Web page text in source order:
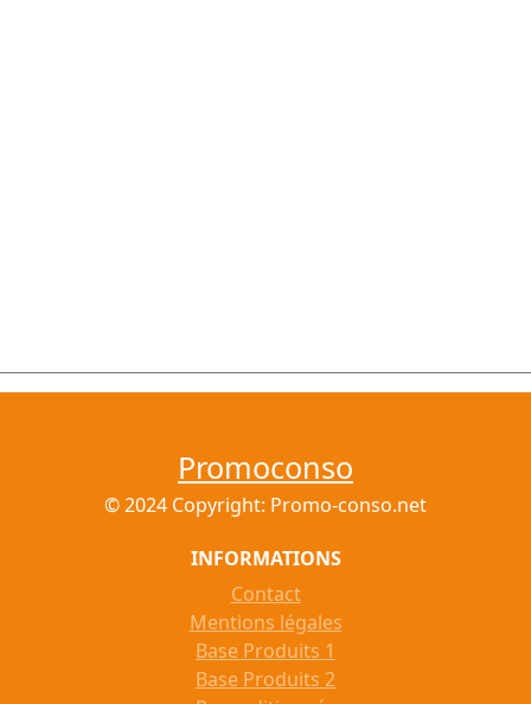
Promoconso
© 2024 Copyright: Promo-conso.net
INFORMATIONS
Contact
Mentions légales
Base Produits 1
Base Produits 2